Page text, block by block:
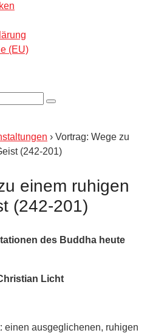
(EU)
› Vortrag: Wege zu
(242-201)
einem ruhigen
(242-201)
des Buddha heute
Licht
einen ausgeglichenen, ruhigen